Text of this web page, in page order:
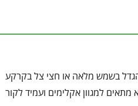
הגדל בשמש מלאה או חצי צל בקרקע
מתאים למגוון אקלימים ועמיד לקור